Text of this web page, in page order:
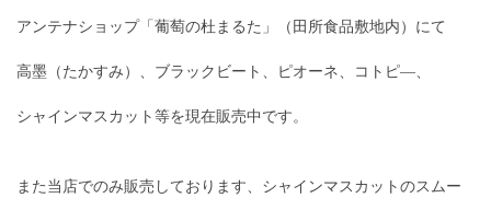
アンテナショップ「葡萄の杜まるた」（田所食品敷地内）にて
高墨（たかすみ）、ブラックビート、ピオーネ、コトピ―、
シャインマスカット等を現在販売中です。
また当店でのみ販売しております、シャインマスカットのスムー